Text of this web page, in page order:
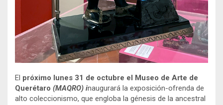
El próximo lunes 31 de octubre el Museo de Arte de
Querétaro (MAQRO) inaugurará la exposición-ofrenda de
alto coleccionismo, que engloba la génesis de la ancestral